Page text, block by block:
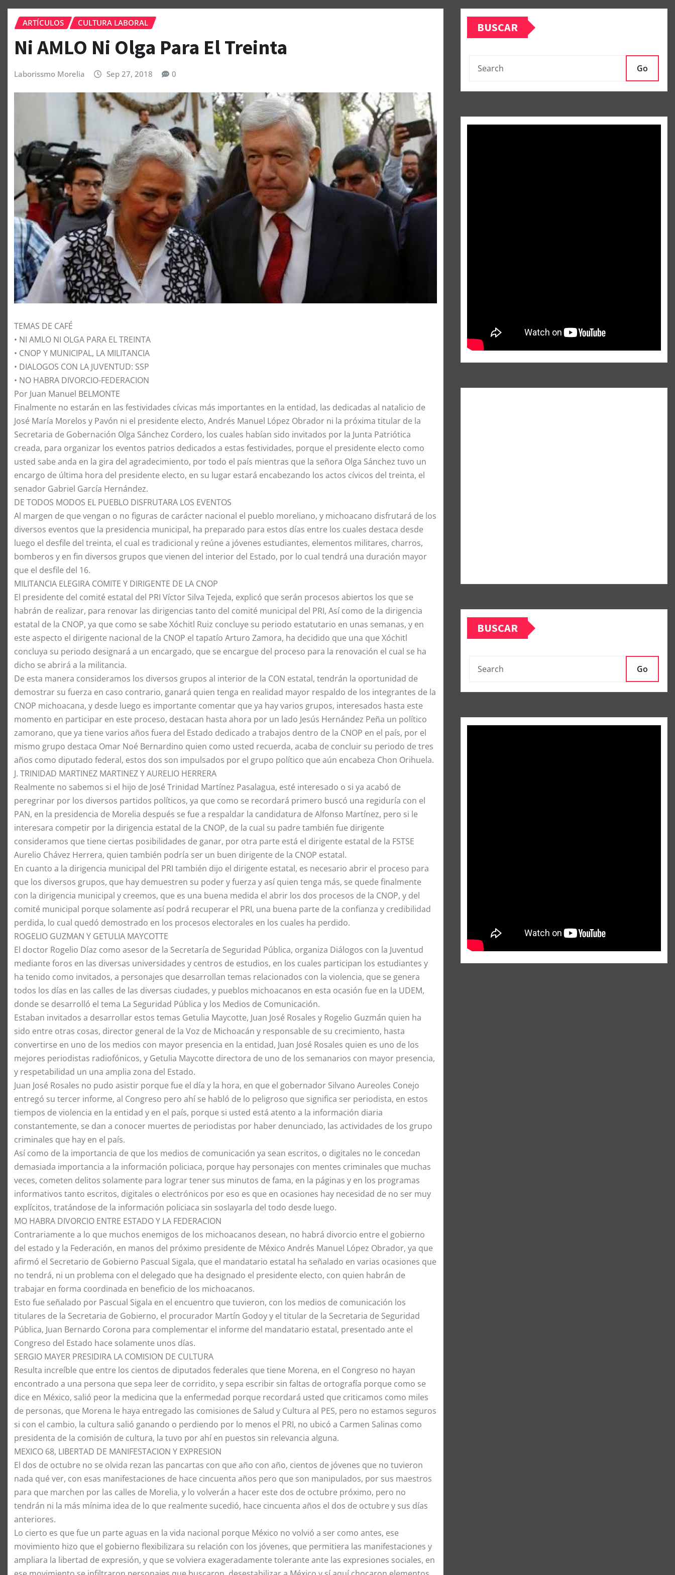
ARTÍCULOS CULTURA LABORAL
Ni AMLO Ni Olga Para El Treinta
Laborissmo Morelia Sep 27, 2018 0
TEMAS DE CAFÉ
• NI AMLO NI OLGA PARA EL TREINTA
• CNOP Y MUNICIPAL, LA MILITANCIA
• DIALOGOS CON LA JUVENTUD: SSP
• NO HABRA DIVORCIO-FEDERACION
Por Juan Manuel BELMONTE
Finalmente no estarán en las festividades cívicas más importantes en la entidad, las dedicadas al natalicio de
José María Morelos y Pavón ni el presidente electo, Andrés Manuel López Obrador ni la próxima titular de la
Secretaria de Gobernación Olga Sánchez Cordero, los cuales habían sido invitados por la Junta Patriótica
creada, para organizar los eventos patrios dedicados a estas festividades, porque el presidente electo como
usted sabe anda en la gira del agradecimiento, por todo el país mientras que la señora Olga Sánchez tuvo un
encargo de última hora del presidente electo, en su lugar estará encabezando los actos cívicos del treinta, el
senador Gabriel García Hernández.
DE TODOS MODOS EL PUEBLO DISFRUTARA LOS EVENTOS
Al margen de que vengan o no figuras de carácter nacional el pueblo moreliano, y michoacano disfrutará de los
diversos eventos que la presidencia municipal, ha preparado para estos días entre los cuales destaca desde
luego el desfile del treinta, el cual es tradicional y reúne a jóvenes estudiantes, elementos militares, charros,
bomberos y en fin diversos grupos que vienen del interior del Estado, por lo cual tendrá una duración mayor
que el desfile del 16.
MILITANCIA ELEGIRA COMITE Y DIRIGENTE DE LA CNOP
El presidente del comité estatal del PRI Víctor Silva Tejeda, explicó que serán procesos abiertos los que se
habrán de realizar, para renovar las dirigencias tanto del comité municipal del PRI, Así como de la dirigencia
estatal de la CNOP, ya que como se sabe Xóchitl Ruiz concluye su periodo estatutario en unas semanas, y en
este aspecto el dirigente nacional de la CNOP el tapatío Arturo Zamora, ha decidido que una que Xóchitl
concluya su periodo designará a un encargado, que se encargue del proceso para la renovación el cual se ha
dicho se abrirá a la militancia.
De esta manera consideramos los diversos grupos al interior de la CON estatal, tendrán la oportunidad de
demostrar su fuerza en caso contrario, ganará quien tenga en realidad mayor respaldo de los integrantes de la
CNOP michoacana, y desde luego es importante comentar que ya hay varios grupos, interesados hasta este
momento en participar en este proceso, destacan hasta ahora por un lado Jesús Hernández Peña un político
zamorano, que ya tiene varios años fuera del Estado dedicado a trabajos dentro de la CNOP en el país, por el
mismo grupo destaca Omar Noé Bernardino quien como usted recuerda, acaba de concluir su periodo de tres
años como diputado federal, estos dos son impulsados por el grupo político que aún encabeza Chon Orihuela.
J. TRINIDAD MARTINEZ MARTINEZ Y AURELIO HERRERA
Realmente no sabemos si el hijo de José Trinidad Martínez Pasalagua, esté interesado o si ya acabó de
peregrinar por los diversos partidos políticos, ya que como se recordará primero buscó una regiduría con el
PAN, en la presidencia de Morelia después se fue a respaldar la candidatura de Alfonso Martínez, pero si le
interesara competir por la dirigencia estatal de la CNOP, de la cual su padre también fue dirigente
consideramos que tiene ciertas posibilidades de ganar, por otra parte está el dirigente estatal de la FSTSE
Aurelio Chávez Herrera, quien también podría ser un buen dirigente de la CNOP estatal.
En cuanto a la dirigencia municipal del PRI también dijo el dirigente estatal, es necesario abrir el proceso para
que los diversos grupos, que hay demuestren su poder y fuerza y así quien tenga más, se quede finalmente
con la dirigencia municipal y creemos, que es una buena medida el abrir los dos procesos de la CNOP, y del
comité municipal porque solamente así podrá recuperar el PRI, una buena parte de la confianza y credibilidad
perdida, lo cual quedó demostrado en los procesos electorales en los cuales ha perdido.
ROGELIO GUZMAN Y GETULIA MAYCOTTE
El doctor Rogelio Díaz como asesor de la Secretaría de Seguridad Pública, organiza Diálogos con la Juventud
mediante foros en las diversas universidades y centros de estudios, en los cuales participan los estudiantes y
ha tenido como invitados, a personajes que desarrollan temas relacionados con la violencia, que se genera
todos los días en las calles de las diversas ciudades, y pueblos michoacanos en esta ocasión fue en la UDEM,
donde se desarrolló el tema La Seguridad Pública y los Medios de Comunicación.
Estaban invitados a desarrollar estos temas Getulia Maycotte, Juan José Rosales y Rogelio Guzmán quien ha
sido entre otras cosas, director general de la Voz de Michoacán y responsable de su crecimiento, hasta
convertirse en uno de los medios con mayor presencia en la entidad, Juan José Rosales quien es uno de los
mejores periodistas radiofónicos, y Getulia Maycotte directora de uno de los semanarios con mayor presencia,
y respetabilidad un una amplia zona del Estado.
Juan José Rosales no pudo asistir porque fue el día y la hora, en que el gobernador Silvano Aureoles Conejo
entregó su tercer informe, al Congreso pero ahí se habló de lo peligroso que significa ser periodista, en estos
tiempos de violencia en la entidad y en el país, porque si usted está atento a la información diaria
constantemente, se dan a conocer muertes de periodistas por haber denunciado, las actividades de los grupo
criminales que hay en el país.
Así como de la importancia de que los medios de comunicación ya sean escritos, o digitales no le concedan
demasiada importancia a la información policiaca, porque hay personajes con mentes criminales que muchas
veces, cometen delitos solamente para lograr tener sus minutos de fama, en la páginas y en los programas
informativos tanto escritos, digitales o electrónicos por eso es que en ocasiones hay necesidad de no ser muy
explícitos, tratándose de la información policiaca sin soslayarla del todo desde luego.
MO HABRA DIVORCIO ENTRE ESTADO Y LA FEDERACION
Contrariamente a lo que muchos enemigos de los michoacanos desean, no habrá divorcio entre el gobierno
del estado y la Federación, en manos del próximo presidente de México Andrés Manuel López Obrador, ya que
afirmó el Secretario de Gobierno Pascual Sigala, que el mandatario estatal ha señalado en varias ocasiones que
no tendrá, ni un problema con el delegado que ha designado el presidente electo, con quien habrán de
trabajar en forma coordinada en beneficio de los michoacanos.
Esto fue señalado por Pascual Sigala en el encuentro que tuvieron, con los medios de comunicación los
titulares de la Secretaria de Gobierno, el procurador Martín Godoy y el titular de la Secretaria de Seguridad
Pública, Juan Bernardo Corona para complementar el informe del mandatario estatal, presentado ante el
Congreso del Estado hace solamente unos días.
SERGIO MAYER PRESIDIRA LA COMISION DE CULTURA
Resulta increíble que entre los cientos de diputados federales que tiene Morena, en el Congreso no hayan
encontrado a una persona que sepa leer de corridito, y sepa escribir sin faltas de ortografía porque como se
dice en México, salió peor la medicina que la enfermedad porque recordará usted que criticamos como miles
de personas, que Morena le haya entregado las comisiones de Salud y Cultura al PES, pero no estamos seguros
si con el cambio, la cultura salió ganando o perdiendo por lo menos el PRI, no ubicó a Carmen Salinas como
presidenta de la comisión de cultura, la tuvo por ahí en puestos sin relevancia alguna.
MEXICO 68, LIBERTAD DE MANIFESTACION Y EXPRESION
El dos de octubre no se olvida rezan las pancartas con que año con año, cientos de jóvenes que no tuvieron
nada qué ver, con esas manifestaciones de hace cincuenta años pero que son manipulados, por sus maestros
para que marchen por las calles de Morelia, y lo volverán a hacer este dos de octubre próximo, pero no
tendrán ni la más mínima idea de lo que realmente sucedió, hace cincuenta años el dos de octubre y sus días
anteriores.
Lo cierto es que fue un parte aguas en la vida nacional porque México no volvió a ser como antes, ese
movimiento hizo que el gobierno flexibilizara su relación con los jóvenes, que permitiera las manifestaciones y
ampliara la libertad de expresión, y que se volviera exageradamente tolerante ante las expresiones sociales, en
BUSCAR
Go
BUSCAR
Go